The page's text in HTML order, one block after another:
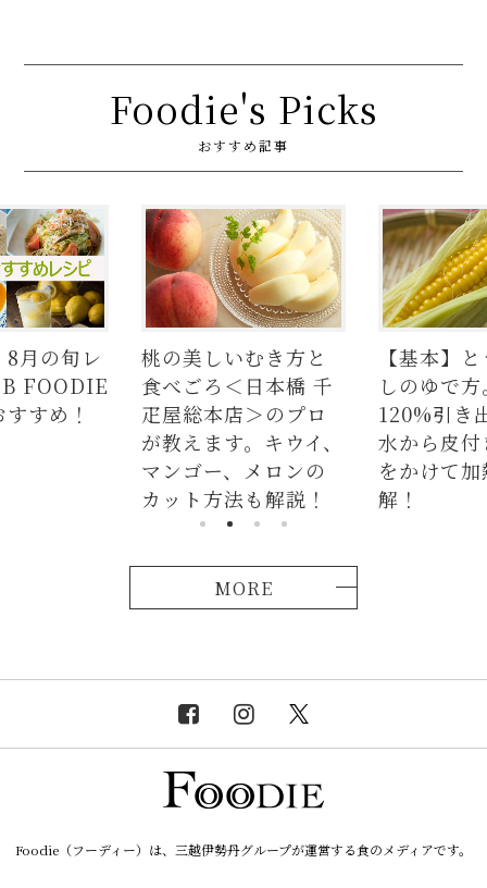
Foodie's Picks
おすすめ記事
むき方と
日本橋 千
のプロ
【基本】とうもろこ
しのゆで方。甘さを
120%引き出すには、
水から皮付き＆時間
をかけて加熱が正
解！
【簡単】
の人気レ
ラダはタ
麺、よだ
つかない
説！
MORE
Foodie（フーディー）は、三越伊勢丹グループが運営する食のメディアです。